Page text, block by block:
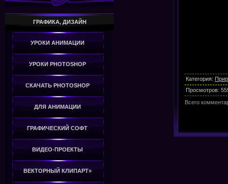
ГРАФИКА, ДИЗАЙН
УРОКИ АНИМАЦИИ
УРОКИ PHOTOSHOP
СКАЧАТЬ PHOTOSHOP
ДЛЯ АНИМАЦИИ
ГРАФИЧЕСКИЙ СОФТ
ВИДЕО-ПРОЕКТЫ
ВЕКТОРНЫЙ КЛИПАРТ»
Категория:
Просмотров:
Всего